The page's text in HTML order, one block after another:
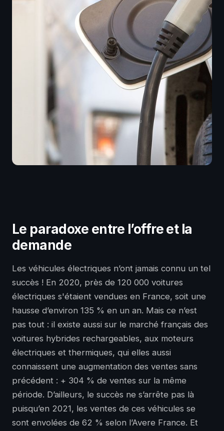
Le paradoxe entre l’offre et la
demande
Les véhicules électriques n’ont jamais connu un tel
succès ! En 2020, près de 120 000 voitures
électriques s'étaient vendues en France, soit une
hausse d’environ 135 % en un an. Mais ce n’est
pas tout : il existe aussi sur le marché français des
voitures hybrides rechargeables, aux moteurs
électriques et thermiques, qui elles aussi
connaissent une augmentation des ventes sans
précédent : + 304 % de ventes sur la même
période. D’ailleurs, le succès ne s’arrête pas là
puisqu’en 2021, les ventes de ces véhicules se
sont envolées de 62 % selon l’Avere France. Et